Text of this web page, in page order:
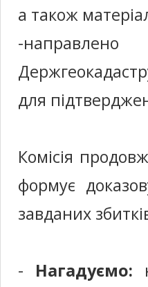
а також
-
для
Комісія
формує
завданих
- Нагадуємо: